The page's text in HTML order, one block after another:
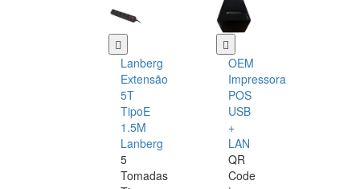
Lanberg
Extensão
5T
TipoE
1.5M
Lanberg
5
Tomadas
OEM
Impressora
POS
USB
+
LAN
QR
Code